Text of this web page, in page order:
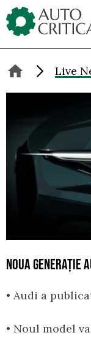
Skip
to
content
Live
NOUA GENERAȚIE
• Audi a
• Noul model